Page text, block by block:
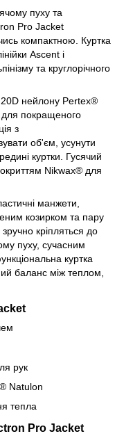
пуху та
Pro Jacket
компактною. Куртка
Ascent і
та круглорічного
20D нейлону Pertex®
покращеного
з
об'єм, усунути
куртки. Гусячий
Nikwax® для
манжети,
козирком та пару
кріпляться до
пуху, сучасним
куртка
баланс між теплом,
рук
Natulon
тепла
Pro Jacket